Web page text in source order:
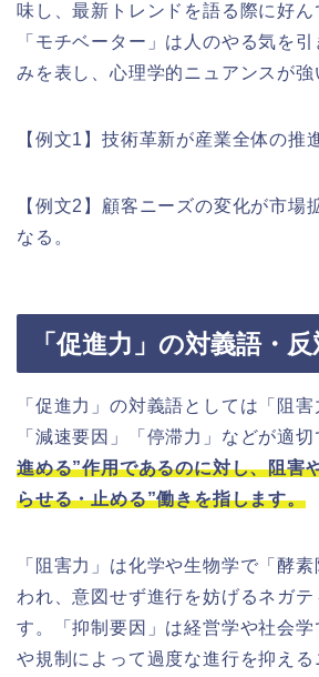
味し、最新トレンドを語る際に好ん
「モチベーター」は人のやる気を
みを表し、心理学的ニュアンスが強
【例文1】技術革新が産業全体の推
【例文2】顧客ニーズの変化が市場
なる。
「促進力」の対義語・
「促進力」の対義語としては「阻害
「減速要因」「停滞力」などが適
進める”作用であるのに対し、阻害
らせる・止める”働きを指します。
「阻害力」は化学や生物学で「酵
われ、意図せず進行を妨げるネガテ
す。「抑制要因」は経営学や社会
や規制によって過度な進行を抑える